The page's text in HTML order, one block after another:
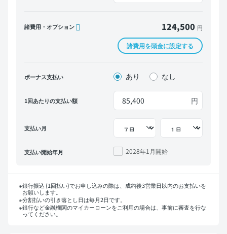
諸費用・オプション 124,500 円
諸費用を頭金に設定する
ボーナス支払い あり なし
1回あたりの支払い額 円
支払い月
支払い開始年月 2028年1月開始
銀行振込 (1回払い)でお申し込みの際は、成約後3営業日以内のお支払いを
お願いします。
分割払いの引き落とし日は毎月2日です。
銀行など金融機関のマイカーローンをご利用の場合は、事前に審査を行な
ってください。